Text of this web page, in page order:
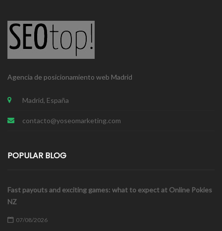
Agencia de posicionamiento web Madrid
Madrid, España
contacto@yoseomarketing.com
POPULAR BLOG
Fast payouts and exciting games: what to expect at Online Pokies
NZ
07/08/2026